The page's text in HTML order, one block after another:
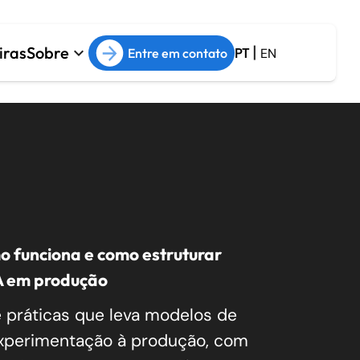
Arquitetura e Cloud
Sobre keyboard_arrow_down Entre em contato PT| EN
funciona e como estruturar
em produção
que leva modelos de
à produção, com